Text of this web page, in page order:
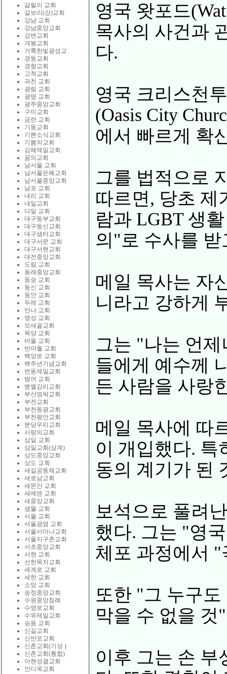
갈릴리 교회
갈보리(강)교회
강남 교회
강남중앙교회
강변교회
개봉교회
거룩한빛광성교
경동교회
경향교회
고척교회
과천 교회
광림 교회
광명 교회
광주중앙교회
구미교회
금란 교회
기둥교회
기쁜소식교회
기쁨의교회
김해제일교회
꿈의교회
남서울 교회
남서울은혜교회
남서울중앙교회
남포 교회
내리 교회
내일교회
다일 교회
대구동부교회
대구동신교회
대구샘터교회
대구서문 교회
대구서현교회
대전중앙교회
도림 교회
동래중앙교회
동숭 교회
동신 교회
동안 교회
두레 교회
만나 교회
명성 교회
모새골교회
목양 교회
바울 교회
반야월 교회
백양로 교회
백주년기념교회
번동제일교회
범어 교회
벧엘감리교회
부산영락교회
부전교회
부천동광교회
부천평안교회
분당우리교회
사랑의교회
삼일 교회
삼일교회(상계)
상도중앙교회
상도 교회
새길공동체교회
새로남교회
새문안 교회
새에덴 교회
새중앙교회
샘물 교회
서울 교회
서울광염 교회
서울서마나교회
서울지구촌교회
서초중앙교회
서현 교회
선한목자교회
세계로 교회
세한 교회
소망 교회
송정중앙교회
수원중앙침례
수영로교회
수유제일교회
승동 교회
신길교회
신반포교회
신촌교회(기성 )
신촌교회(통합)
아현성결교회
안디옥교회
영국 왓포드
목사의 사건과
다.
영국 크리스천
(Oasis City
에서 빠르게 확
그를 법적으로
따르면, 당초 제
람과 LGBT 생
의"로 수사를 받
메일 목사는 자
니라고 강하게
그는 "나는 언
들에게 예수께
든 사람을 사랑
메일 목사에 따
이 개입했다. 특
동의 계기가 된
보석으로 풀려
했다. 그는 "영
체포 과정에서
또한 "그 누구
막을 수 없을 것
이후 그는 손 부